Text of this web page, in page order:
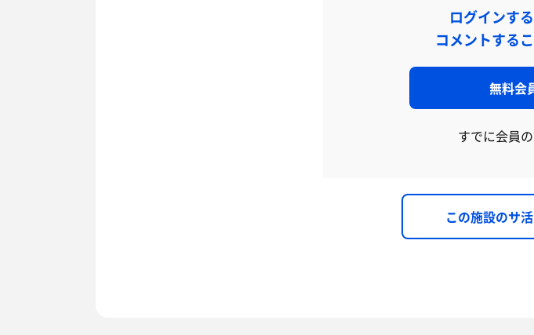
ログインす
コメントする
無料会
すでに会員
この施設のサ